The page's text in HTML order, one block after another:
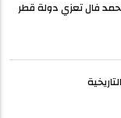
فال تعزي دولة قطر